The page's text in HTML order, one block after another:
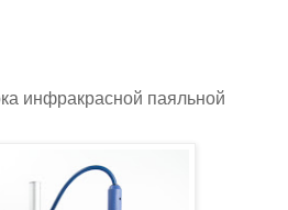
инфракрасной паяльной